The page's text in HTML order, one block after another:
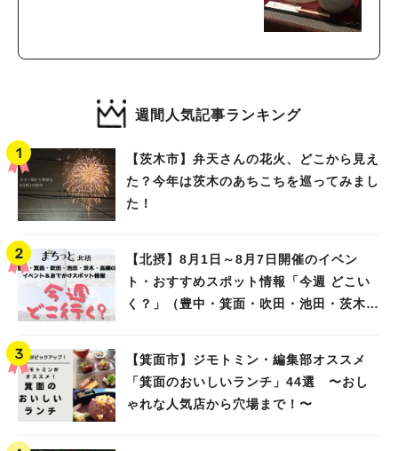
週間人気記事ランキング
【茨木市】弁天さんの花火、どこから見え
た？今年は茨木のあちこちを巡ってみまし
た！
【北摂】8月1日～8月7日開催のイベン
ト・おすすめスポット情報「今週 どこい
く？」（豊中・箕面・吹田・池田・茨木・
【箕面市】ジモトミン・編集部オススメ
「箕面のおいしいランチ」44選 〜おし
ゃれな人気店から穴場まで！〜